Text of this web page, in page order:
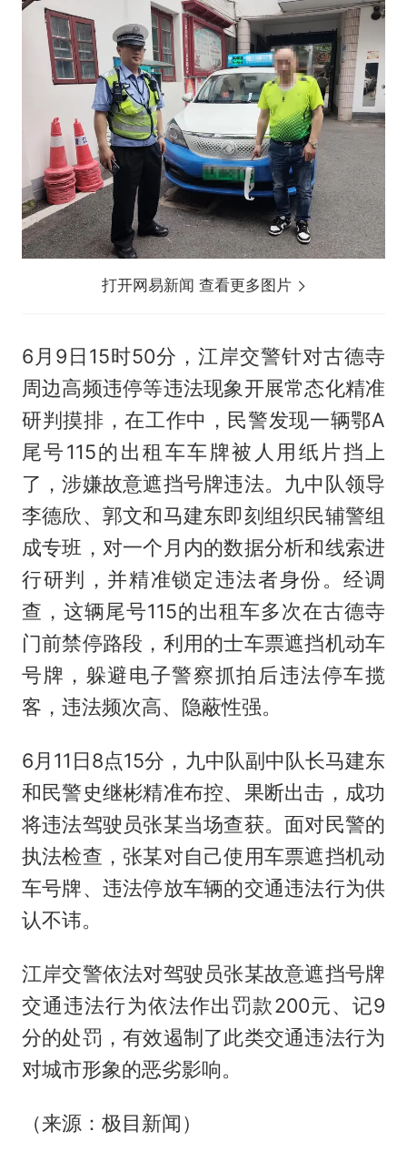
打开网易新闻 查看更多图片
6月9日15时50分，江岸交警针对古德寺
周边高频违停等违法现象开展常态化精准
研判摸排，在工作中，民警发现一辆鄂A
尾号115的出租车车牌被人用纸片挡上
了，涉嫌故意遮挡号牌违法。九中队领导
李德欣、郭文和马建东即刻组织民辅警组
成专班，对一个月内的数据分析和线索进
行研判，并精准锁定违法者身份。经调
查，这辆尾号115的出租车多次在古德寺
门前禁停路段，利用的士车票遮挡机动车
号牌，躲避电子警察抓拍后违法停车揽
客，违法频次高、隐蔽性强。
6月11日8点15分，九中队副中队长马建东
和民警史继彬精准布控、果断出击，成功
将违法驾驶员张某当场查获。面对民警的
执法检查，张某对自己使用车票遮挡机动
车号牌、违法停放车辆的交通违法行为供
认不讳。
江岸交警依法对驾驶员张某故意遮挡号牌
交通违法行为依法作出罚款200元、记9
分的处罚，有效遏制了此类交通违法行为
对城市形象的恶劣影响。
（来源：极目新闻）